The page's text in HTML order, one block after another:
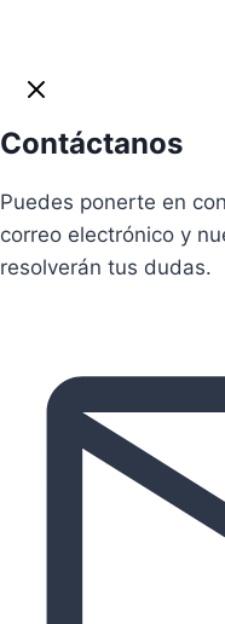
Contáctanos
Puedes ponerte en
correo electrónico y
resolverán tus dudas.